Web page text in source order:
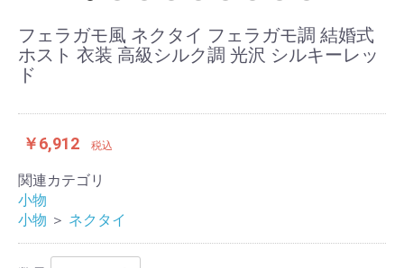
フェラガモ風 ネクタイ フェラガモ調 結婚式
ホスト 衣装 高級シルク調 光沢 シルキーレッ
ド
￥6,912 税込
関連カテゴリ
小物
小物 ＞ ネクタイ